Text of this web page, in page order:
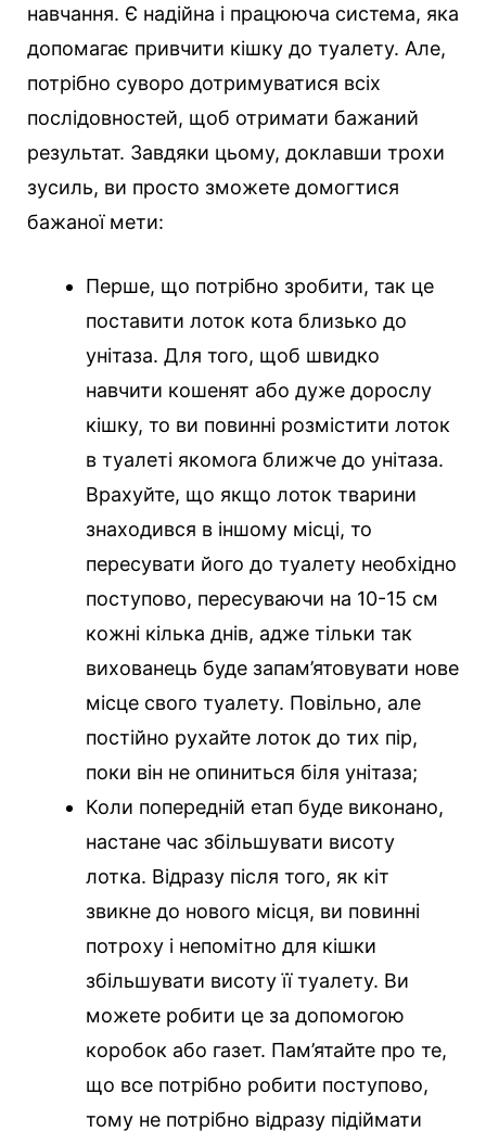
навчання. Є надійна і працююча система, яка
допомагає привчити кішку до туалету. Але,
потрібно суворо дотримуватися всіх
послідовностей, щоб отримати бажаний
результат. Завдяки цьому, доклавши трохи
зусиль, ви просто зможете домогтися
бажаної мети:
Перше, що потрібно зробити, так це
поставити лоток кота близько до
унітаза. Для того, щоб швидко
навчити кошенят або дуже дорослу
кішку, то ви повинні розмістити лоток
в туалеті якомога ближче до унітаза.
Врахуйте, що якщо лоток тварини
знаходився в іншому місці, то
пересувати його до туалету необхідно
поступово, пересуваючи на 10-15 см
кожні кілька днів, адже тільки так
вихованець буде запам’ятовувати нове
місце свого туалету. Повільно, але
постійно рухайте лоток до тих пір,
поки він не опиниться біля унітаза;
Коли попередній етап буде виконано,
настане час збільшувати висоту
лотка. Відразу після того, як кіт
звикне до нового місця, ви повинні
потроху і непомітно для кішки
збільшувати висоту її туалету. Ви
можете робити це за допомогою
коробок або газет. Пам’ятайте про те,
що все потрібно робити поступово,
тому не потрібно відразу підіймати